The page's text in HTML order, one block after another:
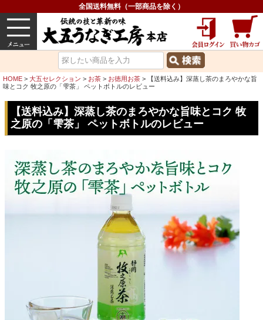
全国送料無料（一部商品を除く）
うなぎ 内祝い グルメ
HOME 大五セレクション お茶 お徳用お茶
【送料込み】深蒸し茶のまろやかな旨
味とコク 牧之原の「雫茶」 ペットボトルのレビュー
【送料込み】深蒸し茶のまろやかな旨味とコク 牧
之原の「雫茶」 ペットボトルのレビュー